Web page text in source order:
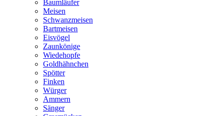
Baumläufer
Meisen
Schwanzmeisen
Bartmeisen
Eisvögel
Zaunkönige
Wiedehopfe
Goldhähnchen
Spötter
Finken
Würger
Ammern
Sänger